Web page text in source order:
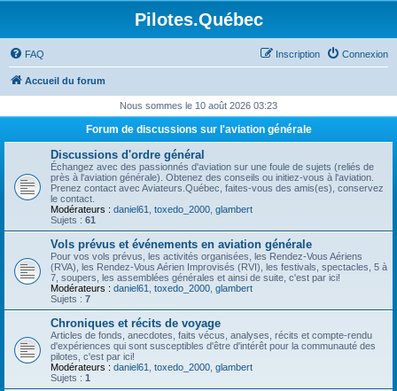
Pilotes.Québec
FAQ Connexion
Inscription
Accueil du forum
Nous sommes le 10 août 2026 03:23
Forum de discussions sur l'aviation générale
Discussions d'ordre général
Échangez avec des passionnés d'aviation sur une foule de sujets (reliés de
près à l'aviation générale). Obtenez des conseils ou initiez-vous à l'aviation.
Prenez contact avec Aviateurs.Québec, faites-vous des amis(es), conservez
le contact.
Modérateurs : daniel61 toxedo_2000 glambert
Sujets : 61
Vols prévus et événements en aviation générale
Pour vos vols prévus, les activités organisées, les Rendez-Vous Aériens
(RVA), les Rendez-Vous Aérien Improvisés (RVI), les festivals, spectacles, 5 à
7, soupers, les assemblées générales et ainsi de suite, c'est par ici!
Modérateurs : daniel61 toxedo_2000 glambert
Sujets : 7
Chroniques et récits de voyage
Articles de fonds, anecdotes, faits vécus, analyses, récits et compte-rendu
d'expériences qui sont susceptibles d'être d'intérêt pour la communauté des
pilotes, c'est par ici!
Modérateurs : daniel61 toxedo_2000 glambert
Sujets : 1